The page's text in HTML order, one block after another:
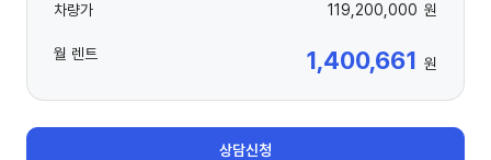
차량가 119,200,000 원
월 렌트 1,400,661 원
상담신청